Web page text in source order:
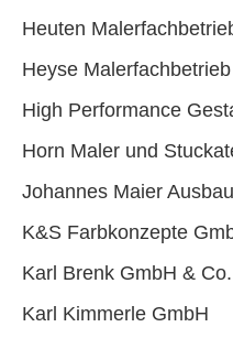
Heuten
Heyse
High Performance
Horn Maler und
Johannes Maier
K&S Farbkonzepte
Karl Brenk GmbH &
Karl Kimmerle GmbH